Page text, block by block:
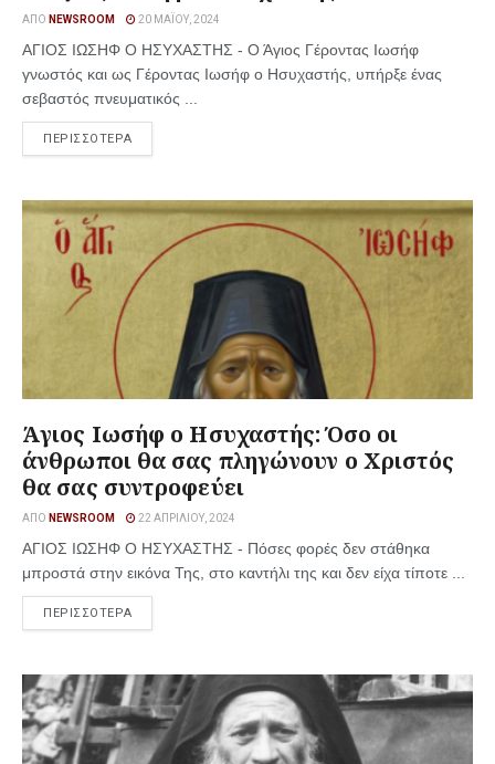
ΑΠΌ NEWSROOM 20 ΜΑΪ́ΟΥ, 2024
ΑΓΙΟΣ ΙΩΣΗΦ Ο ΗΣΥΧΑΣΤΗΣ - Ο Άγιος Γέροντας Ιωσήφ
γνωστός και ως Γέροντας Ιωσήφ ο Ησυχαστής, υπήρξε ένας
σεβαστός πνευματικός ...
ΠΕΡΙΣΣΟΤΕΡΑ
Άγιος Ιωσήφ ο Ησυχαστής: Όσο οι
άνθρωποι θα σας πληγώνουν ο Χριστός
θα σας συντροφεύει
ΑΠΌ NEWSROOM 22 ΑΠΡΙΛΊΟΥ, 2024
ΑΓΙΟΣ ΙΩΣΗΦ Ο ΗΣΥΧΑΣΤΗΣ - Πόσες φορές δεν στάθηκα
μπροστά στην εικόνα Της, στο καντήλι της και δεν είχα τίποτε ...
ΠΕΡΙΣΣΟΤΕΡΑ